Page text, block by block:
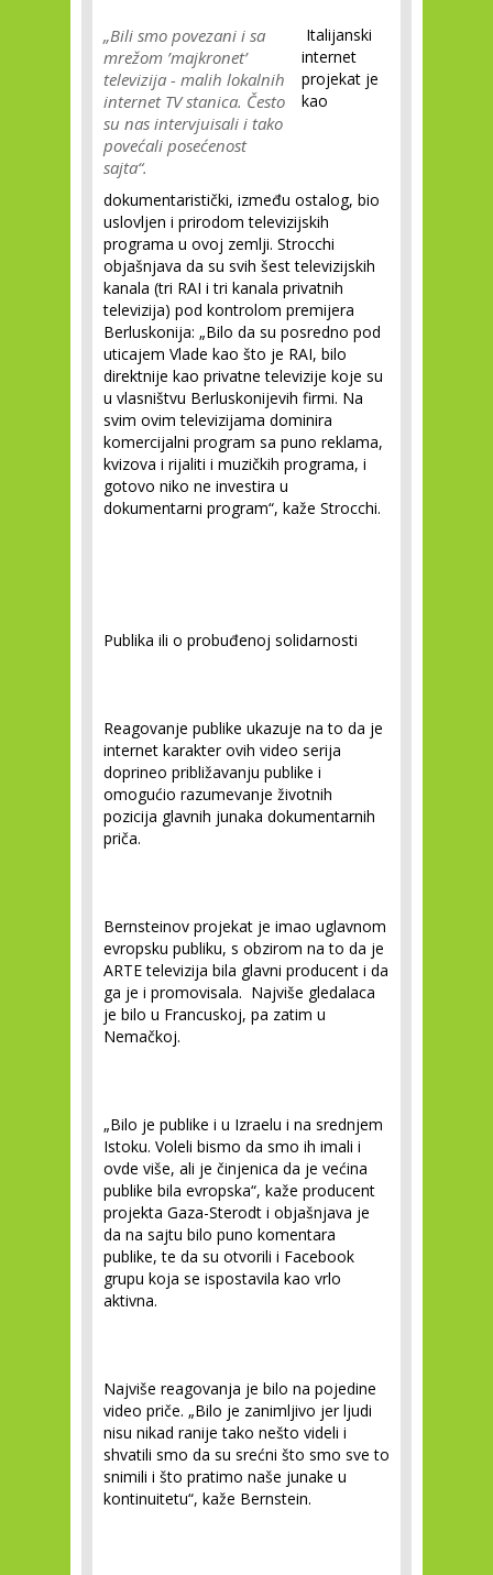
„Bili smo povezani i sa
mrežom ’majkronet’
televizija - malih lokalnih
internet TV stanica. Često
su nas intervjuisali i tako
povećali posećenost
sajta“.
Italijanski
internet
projekat je
kao
dokumentaristički, između ostalog, bio
uslovljen i prirodom televizijskih
programa u ovoj zemlji. Strocchi
objašnjava da su svih šest televizijskih
kanala (tri RAI i tri kanala privatnih
televizija) pod kontrolom premijera
Berluskonija: „Bilo da su posredno pod
uticajem Vlade kao što je RAI, bilo
direktnije kao privatne televizije koje su
u vlasništvu Berluskonijevih firmi. Na
svim ovim televizijama dominira
komercijalni program sa puno reklama,
kvizova i rijaliti i muzičkih programa, i
gotovo niko ne investira u
dokumentarni program“, kaže Strocchi.
Publika ili o probuđenoj solidarnosti
Reagovanje publike ukazuje na to da je
internet karakter ovih video serija
doprineo približavanju publike i
omogućio razumevanje životnih
pozicija glavnih junaka dokumentarnih
priča.
Bernsteinov projekat je imao uglavnom
evropsku publiku, s obzirom na to da je
ARTE televizija bila glavni producent i da
ga je i promovisala. Najviše gledalaca
je bilo u Francuskoj, pa zatim u
Nemačkoj.
„Bilo je publike i u Izraelu i na srednjem
Istoku. Voleli bismo da smo ih imali i
ovde više, ali je činjenica da je većina
publike bila evropska“, kaže producent
projekta Gaza-Sterodt i objašnjava je
da na sajtu bilo puno komentara
publike, te da su otvorili i Facebook
grupu koja se ispostavila kao vrlo
aktivna.
Najviše reagovanja je bilo na pojedine
video priče. „Bilo je zanimljivo jer ljudi
nisu nikad ranije tako nešto videli i
shvatili smo da su srećni što smo sve to
snimili i što pratimo naše junake u
kontinuitetu“, kaže Bernstein.